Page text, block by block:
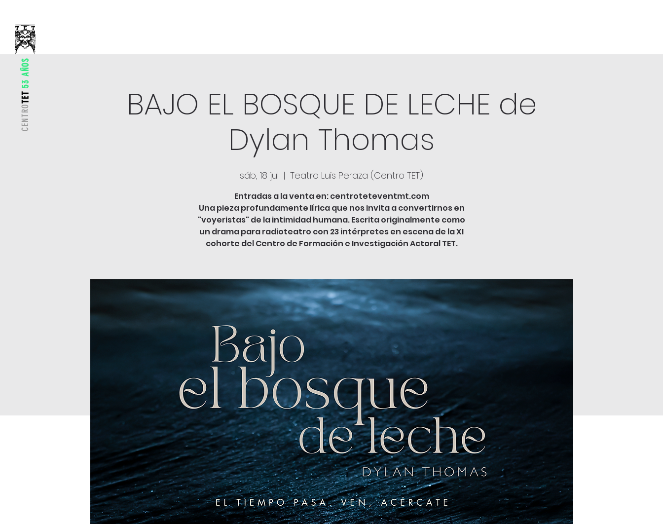
CENTRO
TET
53 AÑOS
BAJO EL BOSQUE DE LECHE de
Dylan Thomas
sáb, 18 jul
  |
Teatro Luis Peraza (Centro TET)
Entradas a la venta en: centroteteventmt.com
Una pieza profundamente lírica que nos invita a convertirnos en
"voyeristas" de la intimidad humana. Escrita originalmente como
un drama para radioteatro con 23 intérpretes en escena de la XI
cohorte del Centro de Formación e Investigación Actoral TET.